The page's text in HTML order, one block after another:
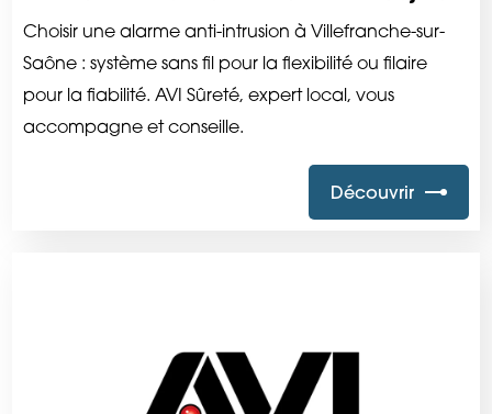
Choisir une alarme anti-intrusion à Villefranche-sur-
Saône : système sans fil pour la flexibilité ou filaire
pour la fiabilité. AVI Sûreté, expert local, vous
accompagne et conseille.
Découvrir